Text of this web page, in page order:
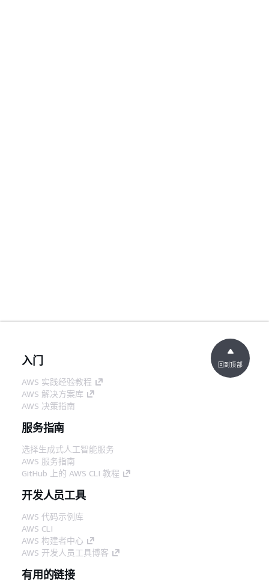
入门
AWS 实践经验教程
AWS 解决方案库
AWS 决策指南
服务指南
选择生成式人工智能服务
AWS 服务指南
GitHub 上的 AWS CLI 教程
开发人员工具
AWS 代码示例库
AWS CLI
AWS 构建者中心
AWS 开发人员工具博客
有用的链接
回到顶部